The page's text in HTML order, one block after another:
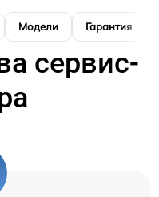
Модели Гарантия
сервис-